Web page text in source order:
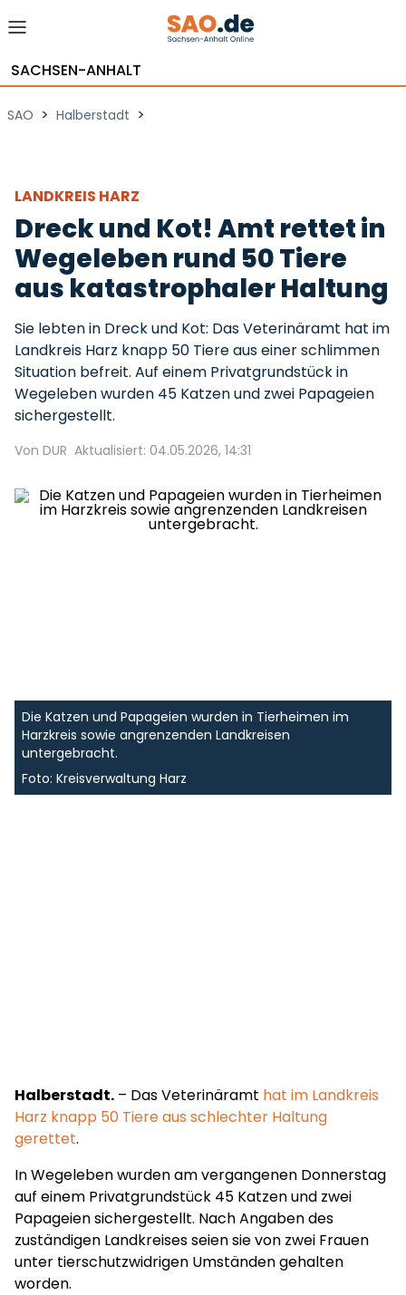
SACHSEN-ANHALT
SAO > Halberstadt >
LANDKREIS HARZ
Dreck und Kot! Amt rettet in
Wegeleben rund 50 Tiere
aus katastrophaler Haltung
Sie lebten in Dreck und Kot: Das Veterinäramt hat im
Landkreis Harz knapp 50 Tiere aus einer schlimmen
Situation befreit. Auf einem Privatgrundstück in
Wegeleben wurden 45 Katzen und zwei Papageien
sichergestellt.
Von DUR Aktualisiert: 04.05.2026, 14:31
Die Katzen und Papageien wurden in Tierheimen im
Harzkreis sowie angrenzenden Landkreisen
untergebracht.
Foto: Kreisverwaltung Harz
Halberstadt. – Das Veterinäramt hat im Landkreis
Harz knapp 50 Tiere aus schlechter Haltung
gerettet.
In Wegeleben wurden am vergangenen Donnerstag
auf einem Privatgrundstück 45 Katzen und zwei
Papageien sichergestellt. Nach Angaben des
zuständigen Landkreises seien sie von zwei Frauen
unter tierschutzwidrigen Umständen gehalten
worden.